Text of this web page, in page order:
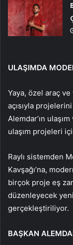
ULAŞIMDA
Yaya, özel araç ve
açısıyla
Alemdar’ın
ulaşım projeleri
Raylı sistemden
Kavşağı’na,
birçok proje eş
düzenleyecek
gerçekleştiriliyor.
BAŞKAN